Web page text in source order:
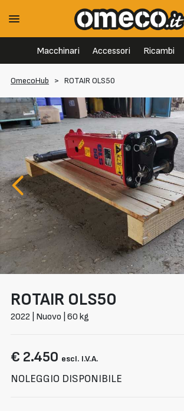
Macchinari Accessori Ricambi
OmecoHub > ROTAIR OLS50
ROTAIR OLS50
2022 | Nuovo | 60 kg
€ 2.450 escl. I.V.A.
NOLEGGIO DISPONIBILE